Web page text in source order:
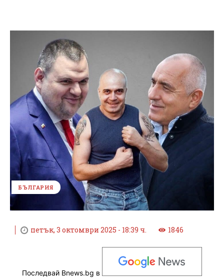
БЪЛГАРИЯ
петък, 3 октомври 2025 - 18:39 ч. 1846
Последвай Bnews.bg в